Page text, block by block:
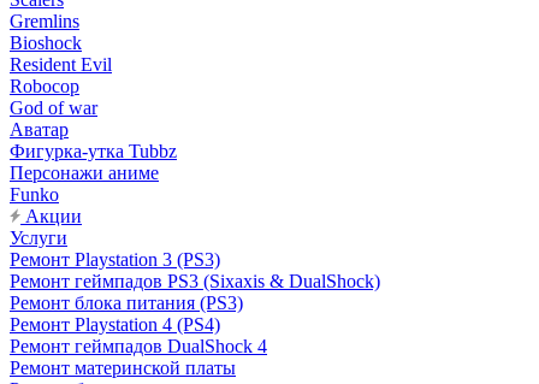
Gremlins
Bioshock
Resident Evil
Robocop
God of war
Аватар
Фигурка-утка Tubbz
Персонажи аниме
Funko
Акции
Услуги
Ремонт Playstation 3 (PS3)
Ремонт геймпадов PS3 (Sixaxis & DualShock)
Ремонт блока питания (PS3)
Ремонт Playstation 4 (PS4)
Ремонт геймпадов DualShock 4
Ремонт материнской платы